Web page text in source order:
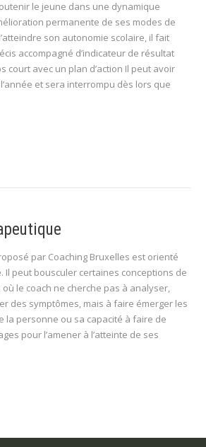
le jeune dans une dynamique
permanente de ses modes de
son autonomie scolaire, il fait
accompagné d’indicateur de résultat
court avec un plan d’action Il peut avoir
et sera interrompu dès lors que
par Coaching Bruxelles est orienté
Il peut bousculer certaines conceptions de
le coach ne cherche pas à analyser,
des symptômes, mais à faire émerger les
la personne ou sa capacité à faire de
pour l’amener à l’atteinte de ses